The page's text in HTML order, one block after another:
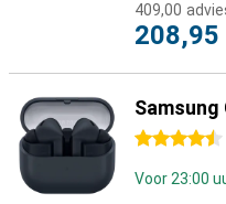
409,00
208,95
Samsung
4.5 sterren
Voor 23:00